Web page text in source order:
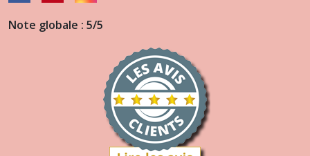
Note globale : 5/5